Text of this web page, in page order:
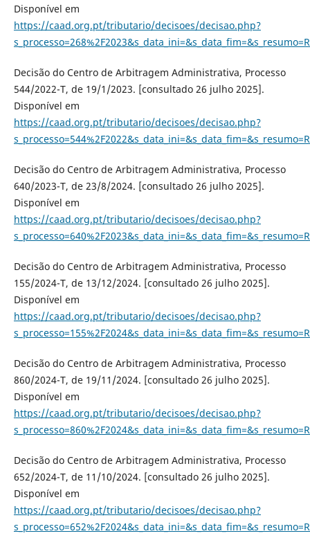
Disponível em
https://caad.org.pt/tributario/decisoes/decisao.php?
Decisão do Centro de Arbitragem Administrativa, Processo
544/2022-T, de 19/1/2023. [consultado 26 julho 2025].
Disponível em
https://caad.org.pt/tributario/decisoes/decisao.php?
Decisão do Centro de Arbitragem Administrativa, Processo
640/2023-T, de 23/8/2024. [consultado 26 julho 2025].
Disponível em
https://caad.org.pt/tributario/decisoes/decisao.php?
Decisão do Centro de Arbitragem Administrativa, Processo
155/2024-T, de 13/12/2024. [consultado 26 julho 2025].
Disponível em
https://caad.org.pt/tributario/decisoes/decisao.php?
Decisão do Centro de Arbitragem Administrativa, Processo
860/2024-T, de 19/11/2024. [consultado 26 julho 2025].
Disponível em
https://caad.org.pt/tributario/decisoes/decisao.php?
Decisão do Centro de Arbitragem Administrativa, Processo
652/2024-T, de 11/10/2024. [consultado 26 julho 2025].
Disponível em
https://caad.org.pt/tributario/decisoes/decisao.php?